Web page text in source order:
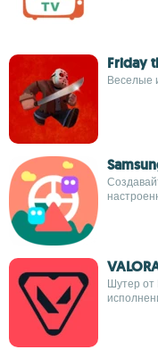
Friday
Веселые
Шутер от